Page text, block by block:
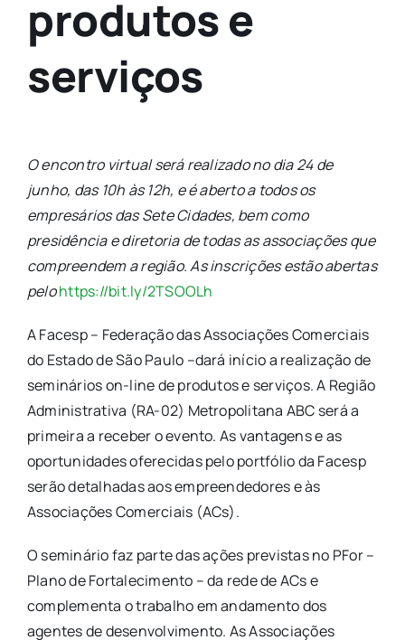
produtos e
serviços
O encontro virtual será realizado no dia 24 de
junho, das 10h às 12h, e é aberto a todos os
empresários das Sete Cidades, bem como
presidência e diretoria de todas as associações que
compreendem a região. As inscrições estão abertas
pelohttps://bit.ly/2TSOOLh
A Facesp – Federação das Associações Comerciais
do Estado de São Paulo –dará início a realização de
seminários on-line de produtos e serviços. A Região
Administrativa (RA-02) Metropolitana ABC será a
primeira a receber o evento. As vantagens e as
oportunidades oferecidas pelo portfólio da Facesp
serão detalhadas aos empreendedores e às
Associações Comerciais (ACs).
O seminário faz parte das ações previstas no PFor –
Plano de Fortalecimento – da rede de ACs e
complementa o trabalho em andamento dos
agentes de desenvolvimento. As Associações